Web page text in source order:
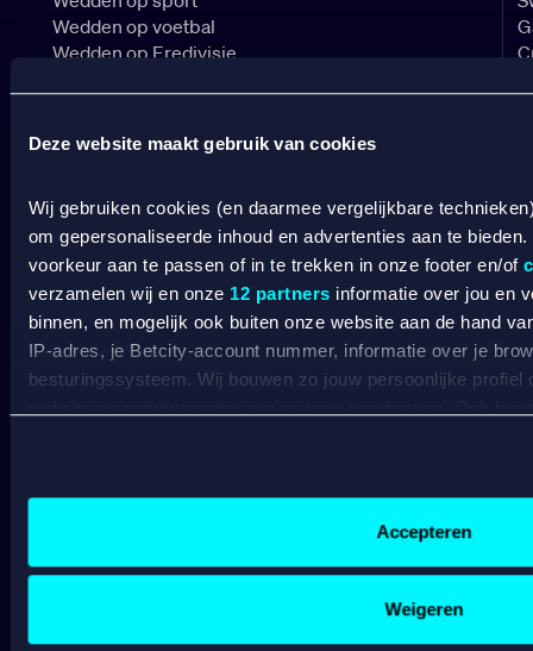
Deze website maakt gebruik van cookies
Wij gebruiken cookies (en daarmee vergelijkbare
om gepersonaliseerde inhoud en advertenties aan te
voorkeur aan te passen of in te trekken in onze footer en/of
verzamelen wij en onze 12 partners informatie over jou en
binnen, en mogelijk ook buiten onze website aan de hand
IP-adres, je Betcity-account nummer, informatie over je
besturingssysteem. Wij bouwen zo jouw persoonlijke profiel
Sociale media functionaliteit.
Accepteren
Weigeren
Wedden op voetbal
Wedden op Eredivisie
Wedden op Feyenoord
CASINO
Online casino
Online gokken
Live casino
Live roulette
Live blackjack
Gokkasten
BETROUWBAAR
SPELEN
Algemene voorwaarden